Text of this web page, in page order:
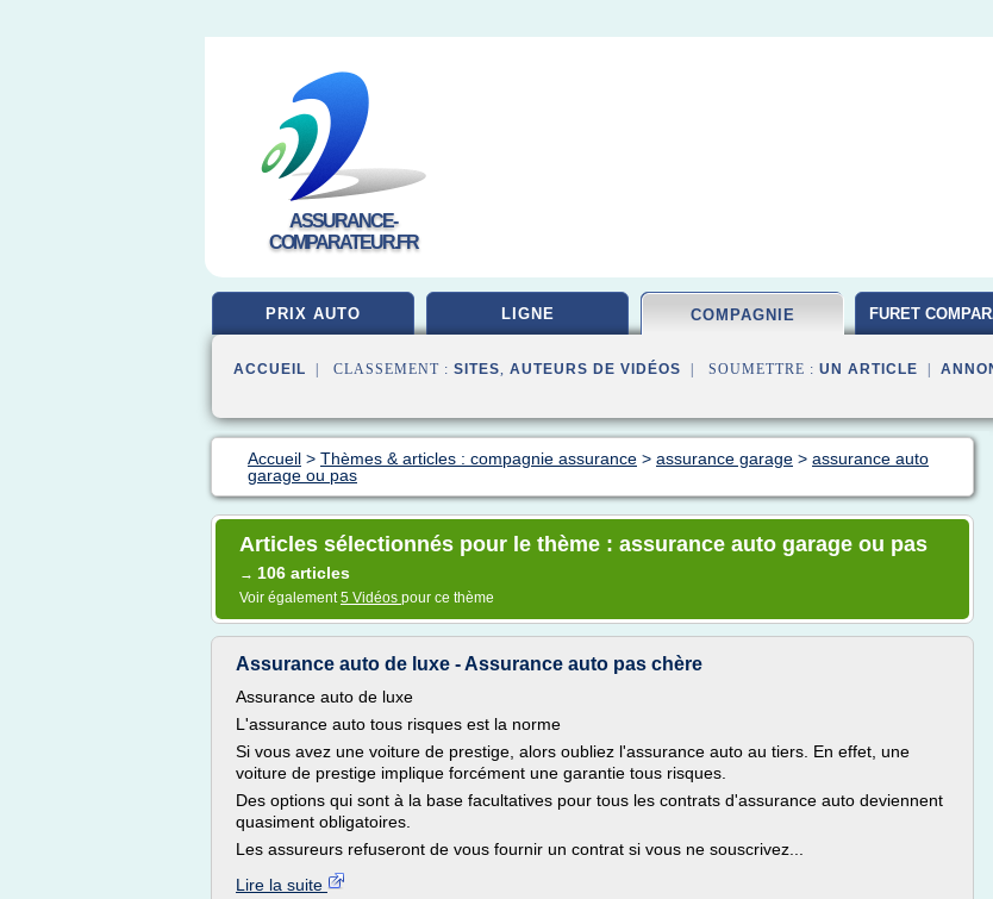
ASSURANCE-
COMPARATEUR.FR
PRIX AUTO LIGNE COMPAGNIE FURET
ACCUEIL | CLASSEMENT : SITES, AUTEURS DE VIDÉOS | SOUMETTRE : UN ARTICLE
Accueil > Thèmes & articles : compagnie assurance > assurance garage > assurance auto
garage ou pas
Articles sélectionnés pour le thème : assurance auto garage ou pas
→ 106 articles
Voir également5 Vidéos pour ce thème
Assurance auto de luxe - Assurance auto pas chère
Assurance auto de luxe
L'assurance auto tous risques est la norme
Si vous avez une voiture de prestige, alors oubliez l'assurance auto au tiers. En effet, une
voiture de prestige implique forcément une garantie tous risques.
Des options qui sont à la base facultatives pour tous les contrats d'assurance auto deviennent
quasiment obligatoires.
Les assureurs refuseront de vous fournir un contrat si vous ne souscrivez...
Lire la suite